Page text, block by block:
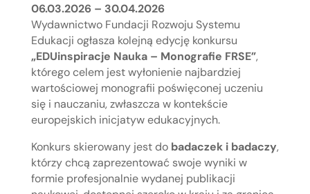
06.03.2026 – 30.04.2026
Wydawnictwo Fundacji Rozwoju Systemu
Edukacji ogłasza kolejną edycję konkursu
„EDUinspiracje Nauka – Monografie FRSE”,
którego celem jest wyłonienie najbardziej
wartościowej monografii poświęconej uczeniu
się i nauczaniu, zwłaszcza w kontekście
europejskich inicjatyw edukacyjnych.
Konkurs skierowany jest do badaczek i badaczy,
którzy chcą zaprezentować swoje wyniki w
formie profesjonalnie wydanej publikacji